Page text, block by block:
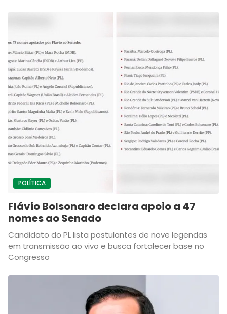
POLÍTICA
Flávio Bolsonaro declara apoio a 47
nomes ao Senado
Candidato do PL lista postulantes de nove legendas
em transmissão ao vivo e busca fortalecer base no
Congresso